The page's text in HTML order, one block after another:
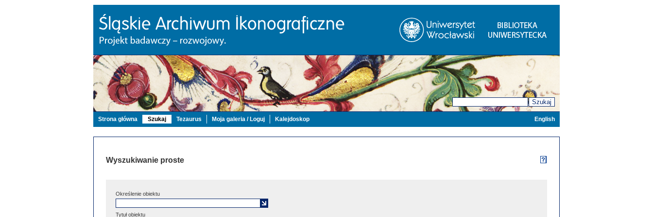
Szukaj
Strona główna Szukaj Tezaurus Moja galeria / Loguj Kalejdoskop English
Wyszukiwanie proste
Określenie obiektu
Tytuł obiektu